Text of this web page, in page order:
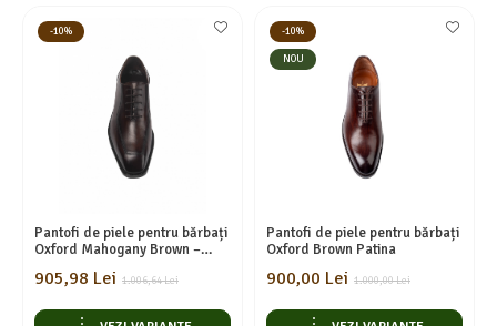
-10%
Pantofi de piele pentru bărbați
Oxford Mahogany Brown –
Clasică
1.006,64 Lei
905,98 Lei
-10%
NOU
Pantofi de piele pentru bărbați
Oxford Brown Patina
1.000,00 Lei
900,00 Lei